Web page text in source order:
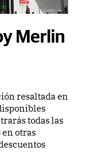
Merlin
resaltada en
todas las
otras